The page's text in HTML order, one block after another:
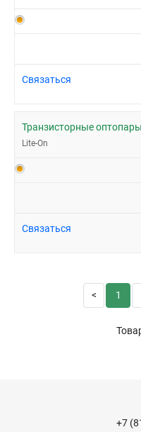
Связаться
Транзисторные оптопары
Lite-On
Связаться
1
+7